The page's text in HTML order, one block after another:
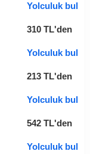
Yolculuk bul
310 TL'den
Yolculuk bul
213 TL'den
Yolculuk bul
542 TL'den
Yolculuk bul